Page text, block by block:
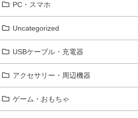
PC・スマホ
Uncategorized
USBケーブル・充電器
アクセサリー・周辺機器
ゲーム・おもちゃ